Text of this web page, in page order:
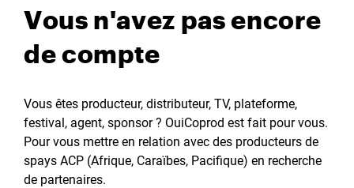
Vous n'avez pas encore
de compte
Vous êtes producteur, distributeur, TV, plateforme,
festival, agent, sponsor ? OuiCoprod est fait pour vous.
Pour vous mettre en relation avec des producteurs de
spays ACP (Afrique, Caraïbes, Pacifique) en recherche
de partenaires.